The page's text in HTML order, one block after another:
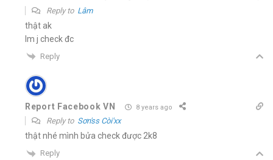
Reply to Lâm
thật ak
lm j check đc
Reply
Report Facebook VN 8 years ago
Reply to Sơn'ss Còi'xx
thật nhé mình bửa check được 2k8
Reply